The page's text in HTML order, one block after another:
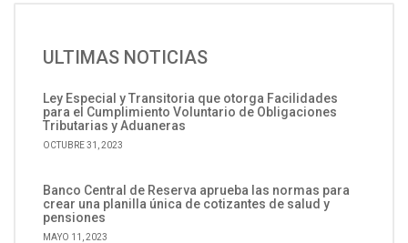
ULTIMAS NOTICIAS
Ley Especial y Transitoria que otorga Facilidades
para el Cumplimiento Voluntario de Obligaciones
Tributarias y Aduaneras
OCTUBRE 31, 2023
Banco Central de Reserva aprueba las normas para
crear una planilla única de cotizantes de salud y
pensiones
MAYO 11, 2023